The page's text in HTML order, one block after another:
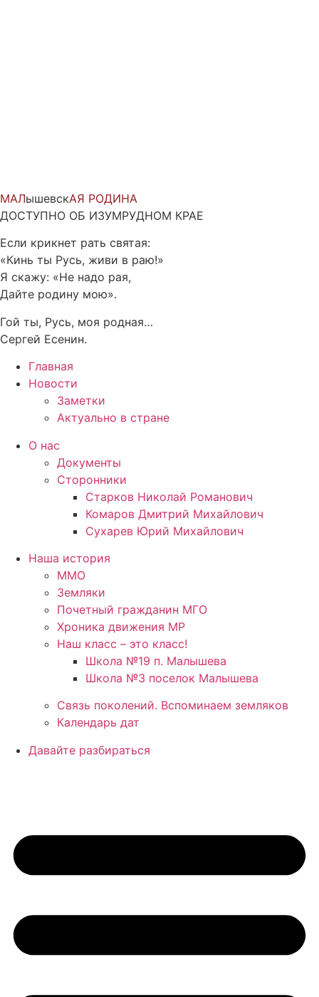
МАЛышевскАЯ РОДИНА
ДОСТУПНО ОБ ИЗУМРУДНОМ КРАЕ
Если крикнет рать святая:
«Кинь ты Русь, живи в раю!»
Я скажу: «Не надо рая,
Дайте родину мою».
Гой ты, Русь, моя родная…
Сергей Есенин.
Главная
Новости
Заметки
Актуально в стране
О нас
Документы
Сторонники
Старков Николай Романович
Комаров Дмитрий Михайлович
Сухарев Юрий Михайлович
Наша история
ММО
Земляки
Почетный гражданин МГО
Хроника движения МР
Наш класс – это класс!
Школа №19 п. Малышева
Школа №3 поселок Малышева
Связь поколений. Вспоминаем земляков
Календарь дат
Давайте разбираться